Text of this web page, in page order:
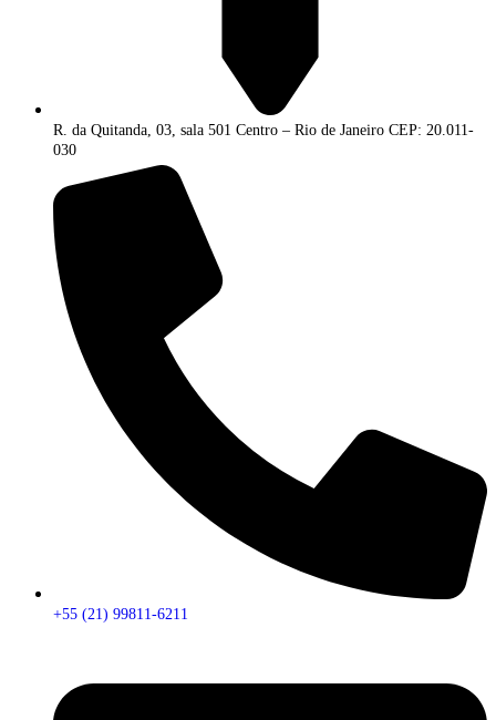
R. da Quitanda, 03, sala 501 Centro – Rio de Janeiro CEP: 20.011-
030
+55 (21) 99811-6211